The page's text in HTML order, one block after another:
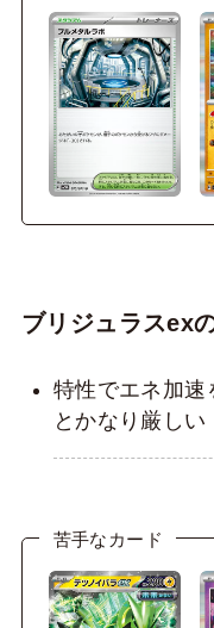
ブリジュラスex
特性でエネ加速
とかなり厳しい
苦手なカード